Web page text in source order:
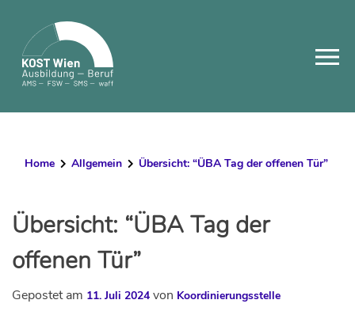
content
Home Allgemein Übersicht: “ÜBA Tag der offenen Tür”
Übersicht: “ÜBA Tag der
offenen Tür”
Gepostet am 11. Juli 2024 von Koordinierungsstelle